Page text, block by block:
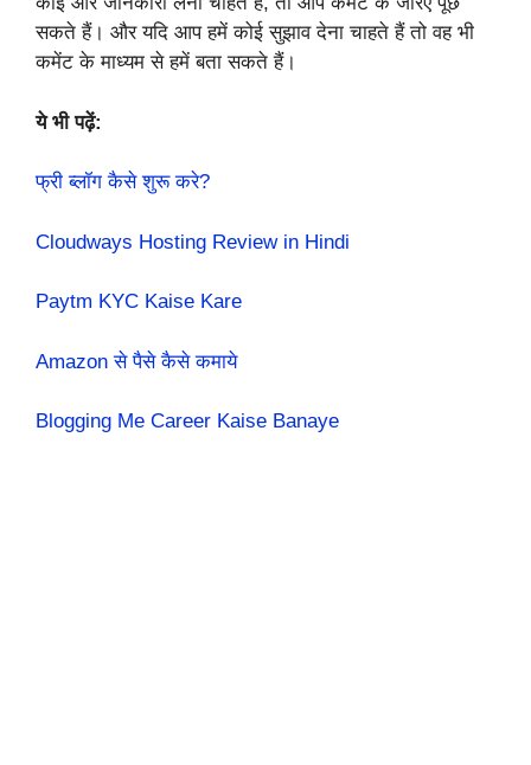
सकते हैं। और यदि आप हमें कोई सुझाव देना चाहते हैं तो वह भी
कमेंट के माध्यम से हमें बता सकते हैं।
ये भी पढ़ें:
फ्री ब्लॉग कैसे शुरू करे?
Cloudways Hosting Review in Hindi
Paytm KYC Kaise Kare
Amazon से पैसे कैसे कमाये
Blogging Me Career Kaise Banaye